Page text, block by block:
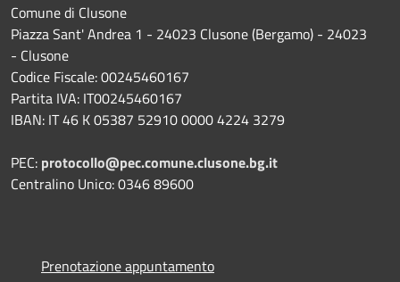
Comune di Clusone
Piazza Sant' Andrea 1 - 24023 Clusone (Bergamo) - 24023
- Clusone
Codice Fiscale: 00245460167
Partita IVA: IT00245460167
IBAN: IT 46 K 05387 52910 0000 4224 3279
PEC: protocollo@pec.comune.clusone.bg.it
Centralino Unico: 0346 89600
Prenotazione appuntamento